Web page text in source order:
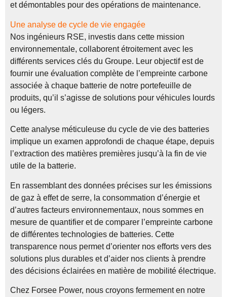
et démontables pour des opérations de maintenance.
Une analyse de cycle de vie engagée
Nos ingénieurs RSE, investis dans cette mission
environnementale, collaborent étroitement avec les
différents services clés du Groupe. Leur objectif est de
fournir une évaluation complète de l’empreinte carbone
associée à chaque batterie de notre portefeuille de
produits, qu’il s’agisse de solutions pour véhicules lourds
ou légers.
Cette analyse méticuleuse du cycle de vie des batteries
implique un examen approfondi de chaque étape, depuis
l’extraction des matières premières jusqu’à la fin de vie
utile de la batterie.
En rassemblant des données précises sur les émissions
de gaz à effet de serre, la consommation d’énergie et
d’autres facteurs environnementaux, nous sommes en
mesure de quantifier et de comparer l’empreinte carbone
de différentes technologies de batteries. Cette
transparence nous permet d’orienter nos efforts vers des
solutions plus durables et d’aider nos clients à prendre
des décisions éclairées en matière de mobilité électrique.
Chez Forsee Power, nous croyons fermement en notre